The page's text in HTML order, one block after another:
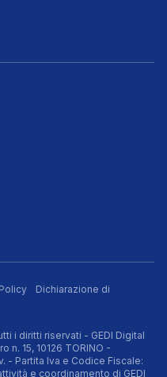
Dichiarazione di
i diritti riservati - GEDI Digital
n. 15, 10126 TORINO -
- Partita Iva e Codice Fiscale:
e coordinamento di GEDI